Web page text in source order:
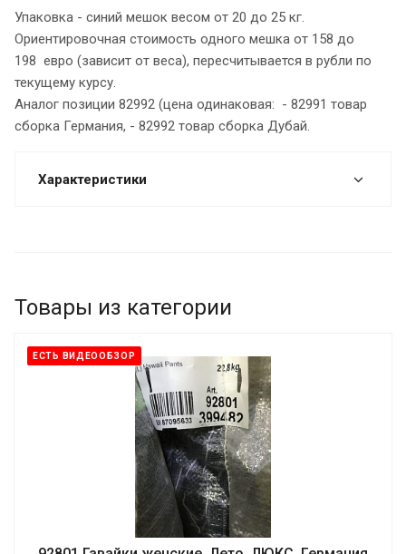
Упаковка - синий мешок весом от 20 до 25 кг.
Ориентировочная стоимость одного мешка от 158 до
198 евро (зависит от веса), пересчитывается в рубли по
текущему курсу.
Аналог позиции 82992 (цена одинаковая: - 82991 товар
сборка Германия, - 82992 товар сборка Дубай.
Характеристики
Товары из категории
ЕСТЬ ВИДЕООБЗОР